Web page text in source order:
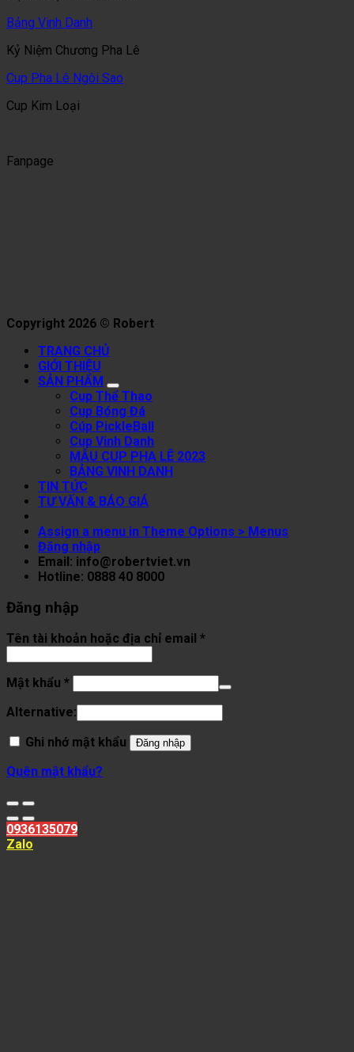
Bảng Vinh Danh
Kỷ Niệm Chương Pha Lê
Cup Pha Lê Ngôi Sao
Cup Kim Loại
Fanpage
Copyright 2026 © Robert
TRANG CHỦ
GIỚI THIỆU
SẢN PHẨM
Cup Thể Thao
Cup Bóng Đá
Cúp PickleBall
Cup Vinh Danh
MẪU CUP PHA LÊ 2023
BẢNG VINH DANH
TIN TỨC
TƯ VẤN & BÁO GIÁ
Assign a menu in Theme Options > Menus
Đăng nhập
Email: info@robertviet.vn
Hotline: 0888 40 8000
Đăng nhập
Tên tài khoản hoặc địa chỉ email *
Mật khẩu *
Alternative:
Ghi nhớ mật khẩu
Đăng nhập
Quên mật khẩu?
0936135079
Zalo